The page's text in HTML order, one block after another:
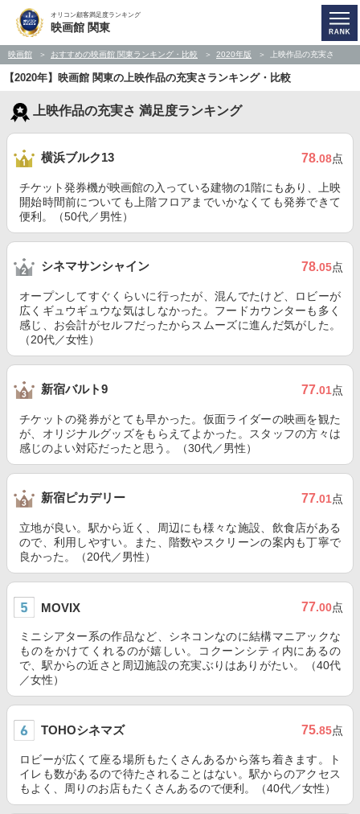
オリコン顧客満足度ランキング
映画館 関東
映画館 おすすめの映画館 関東ランキング・比較 2020年版 上映作品の充実さ
【2020年】映画館 関東の上映作品の充実さランキング・比較
上映作品の充実さ 満足度ランキング
横浜ブルク13 78.08点
チケット発券機が映画館の入っている建物の1階にもあり、上映
開始時間前についても上階フロアまでいかなくても発券できて
便利。（50代／男性）
シネマサンシャイン 78.05点
オープンしてすぐくらいに行ったが、混んでたけど、ロビーが
広くギュウギュウな気はしなかった。フードカウンターも多く
感じ、お会計がセルフだったからスムーズに進んだ気がした。
（20代／女性）
新宿バルト9 77.01点
チケットの発券がとても早かった。仮面ライダーの映画を観た
が、オリジナルグッズをもらえてよかった。スタッフの方々は
感じのよい対応だったと思う。（30代／男性）
新宿ピカデリー 77.01点
立地が良い。駅から近く、周辺にも様々な施設、飲食店がある
ので、利用しやすい。また、階数やスクリーンの案内も丁寧で
良かった。（20代／男性）
MOVIX 77.00点
ミニシアター系の作品など、シネコンなのに結構マニアックな
ものをかけてくれるのが嬉しい。コクーンシティ内にあるの
で、駅からの近さと周辺施設の充実ぶりはありがたい。（40代
／女性）
TOHOシネマズ 75.85点
ロビーが広くて座る場所もたくさんあるから落ち着きます。ト
イレも数があるので待たされることはない。駅からのアクセス
もよく、周りのお店もたくさんあるので便利。（40代／女性）